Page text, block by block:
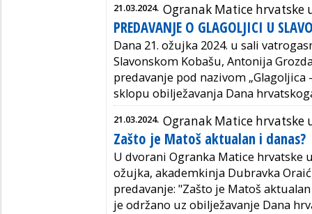
21.03.2024. Ogranak Matice hrvatske
PREDAVANJE O GLAGOLJICI U
Dana 21. ožujka 2024. u sali
Slavonskom Kobašu, Antonija
predavanje pod nazivom
sklopu obilježavanja Dana
21.03.2024. Ogranak Matice hrvatske
Zašto je Matoš aktualan i danas?
U dvorani Ogranka Matice hrvatske
ožujka, akademkinja Dubravka
predavanje: "Zašto je Matoš
je održano uz obilježavanje Dana